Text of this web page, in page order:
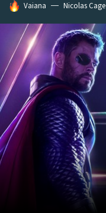
HOY SE HABLA DE
Vaiana Nicolas Cage